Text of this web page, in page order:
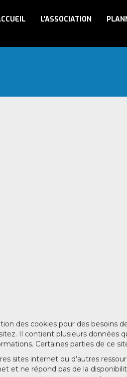
L'ASSOCIATION
des cookies pour des besoins
Il contient plusieurs données
Certaines parties de ce
sites internet ou d’autres
et ne répond pas de la